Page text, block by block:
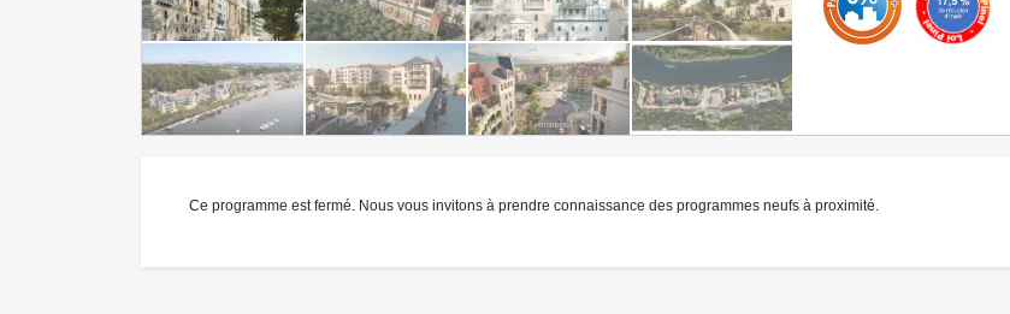
Ce programme est fermé. Nous vous invitons à prendre connaissance des programmes neufs à proximité.